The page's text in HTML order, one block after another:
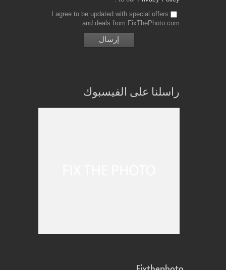
I agree to be updated with special offers
and deals from FixThePhoto.com
راسلنا على الفيسبوك